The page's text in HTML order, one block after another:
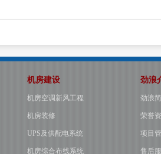
机房建设
机房空调新风工程
机房装修
UPS及供配电系统
机房综合布线系统
劲浪
劲浪
荣誉
项目
售后